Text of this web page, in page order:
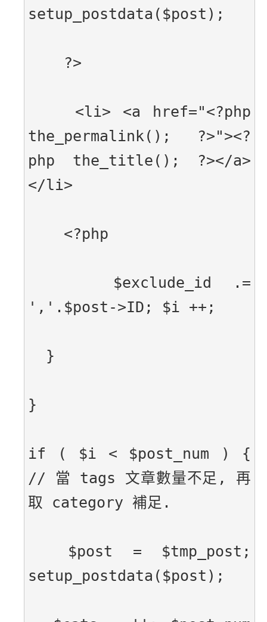
setup_postdata($post);
?>
<li> <a href="<?php
the_permalink(); ?>"><?
php the_title(); ?></a>
</li>
<?php
$exclude_id .=
','.$post->ID; $i ++;
}
}
if ( $i < $post_num ) {
// 當 tags 文章數量不足, 再
取 category 補足.
$post = $tmp_post;
setup_postdata($post);